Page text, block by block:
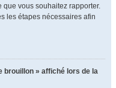
que vous souhaitez rapporter.
les étapes nécessaires afin
brouillon » affiché lors de la